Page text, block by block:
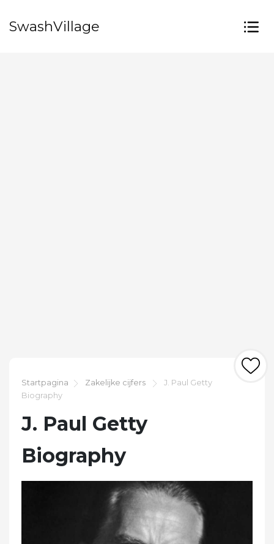
SwashVillage
Startpagina Zakelijke cijfers
J. Paul Getty
Biography
J. Paul Getty
Biography